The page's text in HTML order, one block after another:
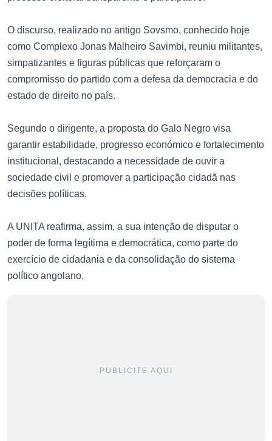
O discurso, realizado no antigo Sovsmo, conhecido hoje
como Complexo Jonas Malheiro Savimbi, reuniu militantes,
simpatizantes e figuras públicas que reforçaram o
compromisso do partido com a defesa da democracia e do
estado de direito no país.
Segundo o dirigente, a proposta do Galo Negro visa
garantir estabilidade, progresso económico e fortalecimento
institucional, destacando a necessidade de ouvir a
sociedade civil e promover a participação cidadã nas
decisões políticas.
A UNITA reafirma, assim, a sua intenção de disputar o
poder de forma legítima e democrática, como parte do
exercício de cidadania e da consolidação do sistema
político angolano.
PUBLICITE AQUI